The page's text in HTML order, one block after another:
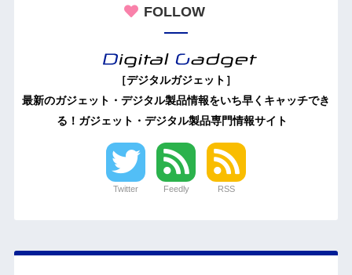
FOLLOW
［デジタルガジェット］
最新のガジェット・デジタル製品情報をいち早くキャッチでき
る！ガジェット・デジタル製品専門情報サイト
Twitter Feedly RSS